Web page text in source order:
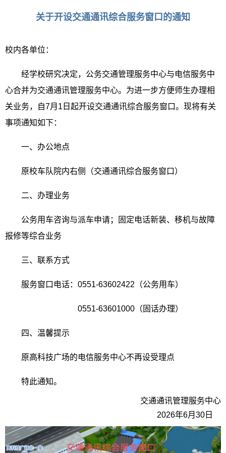
关于开设交通通讯综合服务窗口的通知
校内各单位：
经学校研究决定，公务交通管理服务中心与电信服务中
心合并为交通通讯管理服务中心。为进一步方便师生办理相
关业务，自7月 1 日起开设交通通讯综合服务窗口。现将有关
事项通知如下：
一、办公地点
原校车队院内右侧（交通通讯综合服务窗口）
二、办理业务
公务用车咨询与派车申请；固定电话新装、移机与故障
报修等综合业务
三、联系方式
服务窗口电话： 0551-63602422 （公务用车）
0551-63601000 （固话办理）
四、温馨提示
原高科技广场的电信服务中心不再设受理点
特此通知。
交通通讯管理服务中心
2026年6月30日